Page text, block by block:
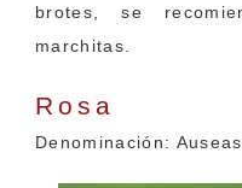
brotes, se
marchitas.
Rosa
Denominación: